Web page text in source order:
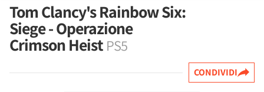
Tom Clancy's Rainbow Six:
Siege - Operazione
Crimson Heist PS5
CONDIVIDI